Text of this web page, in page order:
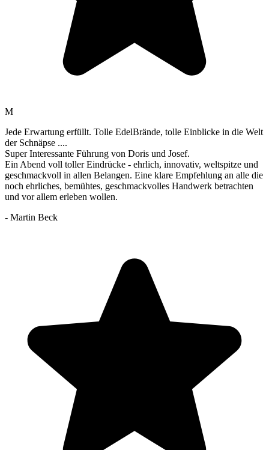
M
Jede Erwartung erfüllt. Tolle EdelBrände, tolle Einblicke in die Welt
der Schnäpse ....
Super Interessante Führung von Doris und Josef.
Ein Abend voll toller Eindrücke - ehrlich, innovativ, weltspitze und
geschmackvoll in allen Belangen. Eine klare Empfehlung an alle die
noch ehrliches, bemühtes, geschmackvolles Handwerk betrachten
und vor allem erleben wollen.
- Martin Beck